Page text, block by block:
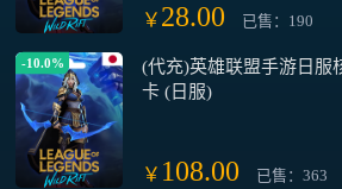
￥ 28.00 已售：190
-10.0%
(代充)英雄联盟手游日服
卡 (日服)
￥ 108.00 已售：363